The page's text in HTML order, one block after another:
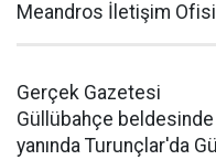
Meandros İletişim Ofisi
Gerçek Gazetesi
Güllübahçe
yanında Turunçlar'da